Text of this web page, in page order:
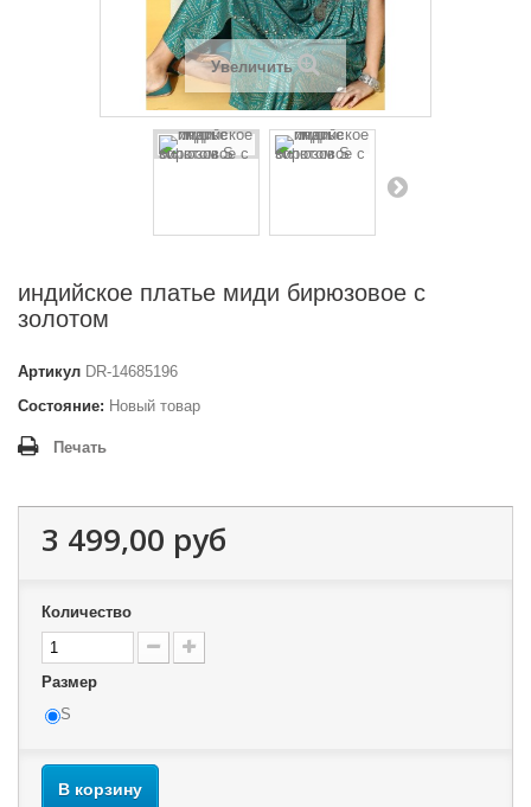
Увеличить
индийское платье миди бирюзовое с
золотом
Артикул DR-14685196
Состояние: Новый товар
Печать
3 499,00 руб
Количество
Размер
S
В корзину